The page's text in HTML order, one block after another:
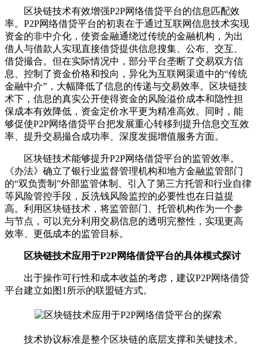
区块链技术有效增强P2P网络借贷平台的信息匹配效
率。P2P网络借贷平台的初衷在于通过互联网信息技术实现
资金的非中介化，使资金融通绕过传统的金融机构，为出
借人与借款人实现直接借贷提供信息搜集、公布、交互、
借贷撮合。但在实际情况中，部分平台垄断了交易双方信
息、控制了资金价格和投向，异化为互联网渠道中的“传统
金融中介”，大幅降低了信息的传递与交易效率。区块链技
术下，信息的真实公开使得资金的风险溢价成本和隐性担
保成本有效降低，资金定价水平更为精准高效。同时，能
够促使P2P网络借贷平台把发展重心转移到提升信息交互效
率、提升交易撮合成功率、深度发掘增值服务方面。
区块链技术能够提升P2P网络借贷平台的监管效率。
《办法》确立了银行业监督管理机构和地方金融监管部门
的“双负责制”外部监管体制、引入了第三方托管和行业自律
等风险管控手段，反洗钱风险监控的必要性也在日益提
高。利用区块链技术，将监管部门、托管机构作为一个参
与节点，可以充分利用交易信息的透明完整性，实现更高
效率、更低成本的监管目标。
区块链技术应用于P2P网络借贷平台的具体模式探讨
出于操作可行性和成本收益的考虑，建议P2P网络借贷
平台建立如图1所示的联盟链方式。
技术协议标准是整个区块链的底层支撑和关键技术。